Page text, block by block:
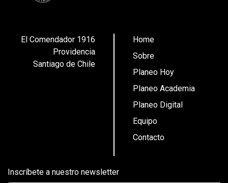
El Comendador 1916
Providencia
Santiago de Chile
Home
Sobre
Planeo Hoy
Planeo Academia
Planeo Digital
Equipo
Contacto
Inscríbete a nuestro newsletter